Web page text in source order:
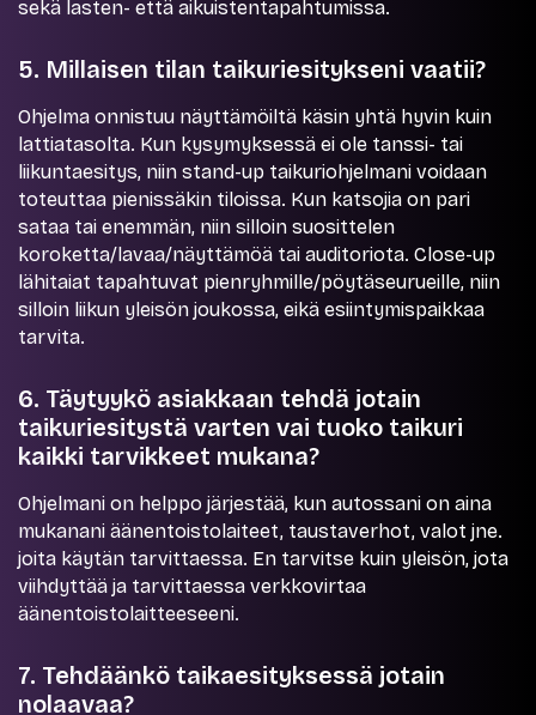
sekä lasten- että aikuistentapahtumissa.
5. Millaisen tilan taikuriesitykseni vaatii?
Ohjelma onnistuu näyttämöiltä käsin yhtä hyvin kuin
lattiatasolta. Kun kysymyksessä ei ole tanssi- tai
liikuntaesitys, niin stand-up taikuriohjelmani voidaan
toteuttaa pienissäkin tiloissa. Kun katsojia on pari
sataa tai enemmän, niin silloin suosittelen
koroketta/lavaa/näyttämöä tai auditoriota. Close-up
lähitaiat tapahtuvat pienryhmille/pöytäseurueille, niin
silloin liikun yleisön joukossa, eikä esiintymispaikkaa
tarvita.
6. Täytyykö asiakkaan tehdä jotain
taikuriesitystä varten vai tuoko taikuri
kaikki tarvikkeet mukana?
Ohjelmani on helppo järjestää, kun autossani on aina
mukanani äänentoistolaiteet, taustaverhot, valot jne.
joita käytän tarvittaessa. En tarvitse kuin yleisön, jota
viihdyttää ja tarvittaessa verkkovirtaa
äänentoistolaitteeseeni.
7. Tehdäänkö taikaesityksessä jotain
nolaavaa?